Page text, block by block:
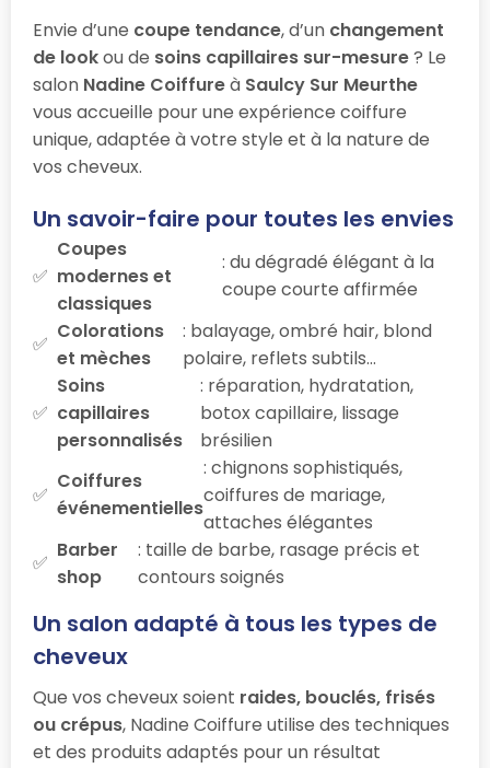
Envie d’une coupe tendance, d’un changement
de lookou de soins capillaires sur-mesure? Le
salon Nadine Coiffureà Saulcy Sur Meurthe
vous accueille pour une expérience coiffure
unique, adaptée à votre style et à la nature de
vos cheveux.
Un savoir-faire pour toutes les envies
Coupes
modernes et
classiques
: du dégradé élégant à la
coupe courte affirmée
Colorations
et mèches
: balayage, ombré hair, blond
polaire, reflets subtils…
Soins
capillaires
personnalisés
: réparation, hydratation,
botox capillaire, lissage
brésilien
Coiffures
événementielles
: chignons sophistiqués,
coiffures de mariage,
attaches élégantes
Barber
shop
: taille de barbe, rasage précis et
contours soignés
Un salon adapté à tous les types de
cheveux
Que vos cheveux soient raides, bouclés, frisés
ou crépus, Nadine Coiffure utilise des techniques
et des produits adaptés pour un résultat